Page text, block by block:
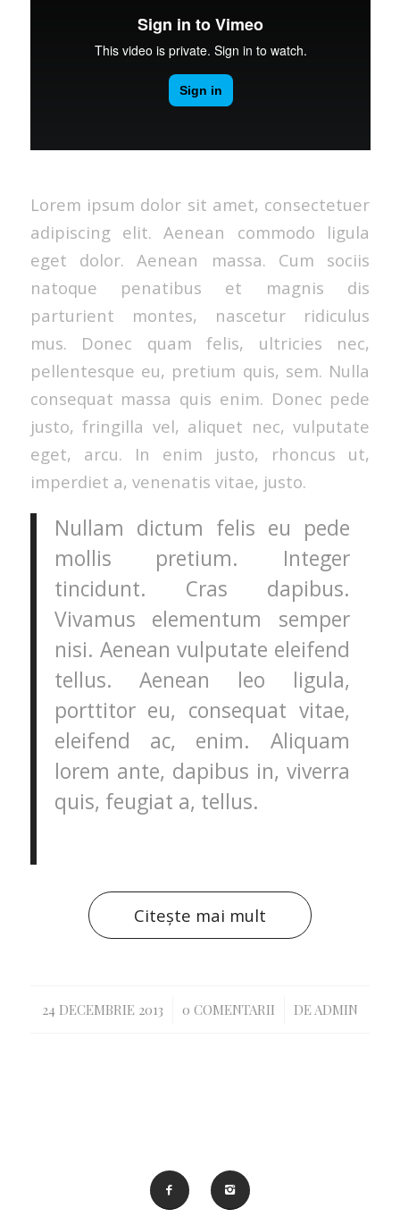
Lorem ipsum dolor sit amet, consectetuer
adipiscing elit. Aenean commodo ligula
eget dolor. Aenean massa. Cum sociis
natoque penatibus et magnis dis
parturient montes, nascetur ridiculus
mus. Donec quam felis, ultricies nec,
pellentesque eu, pretium quis, sem. Nulla
consequat massa quis enim. Donec pede
justo, fringilla vel, aliquet nec, vulputate
eget, arcu. In enim justo, rhoncus ut,
imperdiet a, venenatis vitae, justo.
Nullam dictum felis eu pede
mollis pretium. Integer
tincidunt. Cras dapibus.
Vivamus elementum semper
nisi. Aenean vulputate eleifend
tellus. Aenean leo ligula,
porttitor eu, consequat vitae,
eleifend ac, enim. Aliquam
lorem ante, dapibus in, viverra
quis, feugiat a, tellus.
Citește mai mult
24 DECEMBRIE 2013
/ 0 COMENTARII
/ DEADMIN